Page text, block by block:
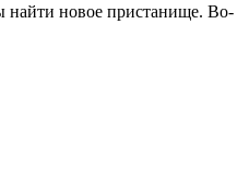
найти новое пристанище. Во-